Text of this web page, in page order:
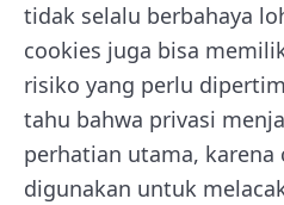
tidak selalu berbahaya
cookies juga bisa
risiko yang perlu
tahu bahwa privasi
perhatian utama, karena
digunakan untuk